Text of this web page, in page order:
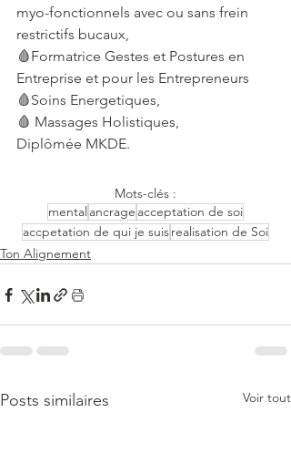
myo-fonctionnels avec ou sans frein
restrictifs bucaux,
🩸Formatrice Gestes et Postures en
Entreprise et pour les Entrepreneurs
🩸Soins Energetiques,
🩸 Massages Holistiques,
Diplômée MKDE.
Mots-clés :
mental ancrage acceptation de soi
accpetation de qui je suisrealisation de Soi
Ton Alignement
Posts similaires Voir tout